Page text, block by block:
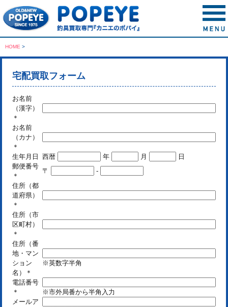
HOME >
宅配買取フォーム
お名前
（漢字）
＊
お名前
（カナ）
＊
生年月日
西暦 年 月
日
郵便番号
＊
〒
-
住所（都
道府県）
＊
住所（市
区町村）
＊
住所（番
地・マン
ション
名）
＊
※英数字半角
電話番号
＊
※市外局番から半角入力
メールア